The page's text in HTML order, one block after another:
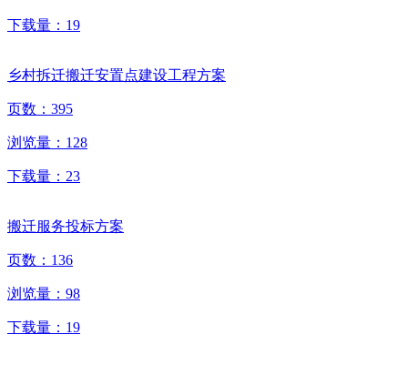
下载量： 19
乡村拆迁搬迁安置点建设工程方案
页数： 395
浏览量： 128
下载量： 23
搬迁服务投标方案
页数： 136
浏览量： 98
下载量： 19